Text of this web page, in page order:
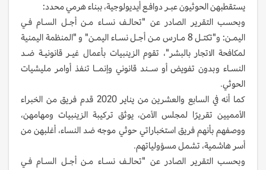
يستقطبهن الحوثيون عبـر دوافـع أيديولوجية، ببناء هرمي محدد:
وبحسب التقرير الصادر عن "تحالـف نسـاء مـن أجـل السـام فـي
اليمـن: و"تكتـل 8 مـارس مـن أجـل نسـاء اليمـن" و "المنظمة اليمنية
لمكافحة الاتجار بالبشر"، تقوم الزينبيات بأعمال غيـر قانونيـة ضـد
النسـاء وبدون تفويض أو ســند قانوني وإنمــا تنفذ أوامر مليشيات
الحوثي.
كما أنه في السابع والعشرين من يناير 2020 قدم فريق من الخبراء
الأمميين تقريرًا لمجلس الأمن، يوثق تركيبة الزينبيات ومهامهن،
ووصفهم بأنهم فريق استخباراتي حوثي موجه ضد النساء، أغلبهن من
أسر هاشمية، تشمل مسؤولياتهم.
وبحسب التقرير الصادر عن "تحالـف نسـاء مـن أجـل السـام فـي